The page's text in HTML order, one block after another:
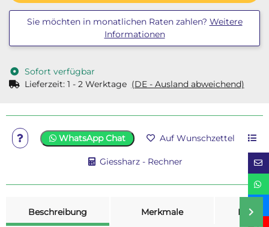
Sie möchten in monatlichen Raten zahlen? Weitere
Informationen
Sofort verfügbar
Lieferzeit: 1 - 2 Werktage (DE - Ausland abweichend)
WhatsApp Chat Auf Wunschzettel
Giessharz - Rechner
Beschreibung
Merkmale